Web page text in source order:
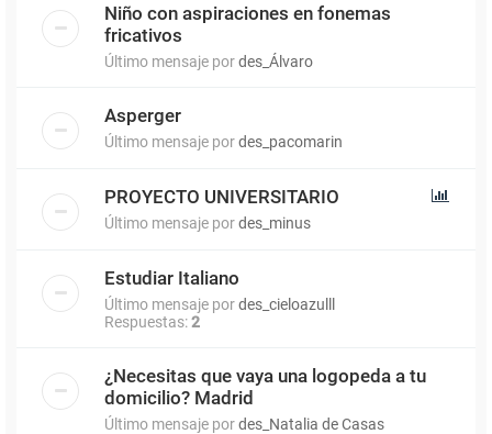
Niño con aspiraciones en fonemas
fricativos
Último mensaje pordes_Álvaro
Asperger
Último mensaje pordes_pacomarin
PROYECTO UNIVERSITARIO
Último mensaje pordes_minus
Estudiar Italiano
Último mensaje pordes_cieloazulll
Respuestas:2
¿Necesitas que vaya una logopeda a tu
domicilio? Madrid
Último mensaje pordes_Natalia de Casas